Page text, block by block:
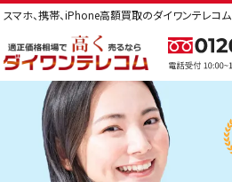
スマホ、携帯、iPhone高額買取のダイワンテレコム
初めてのスマホ買取でも